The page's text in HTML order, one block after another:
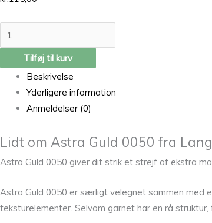
Tilføj til kurv
Beskrivelse
Yderligere information
Anmeldelser (0)
Lidt om Astra Guld 0050 fra Lang
Astra Guld 0050 giver dit strik et strejf af ekstra
Astra Guld 0050 er særligt velegnet sammen med
teksturelementer. Selvom garnet har en rå